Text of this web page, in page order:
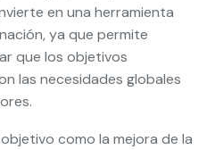
en una herramienta
ya que permite
que los objetivos
las necesidades globales
como la mejora de la